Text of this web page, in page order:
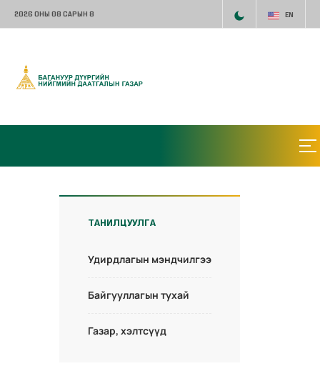
2026 ОНЫ 08 САРЫН 8 EN
ТАНИЛЦУУЛГА
Удирдлагын мэндчилгээ
Байгууллагын тухай
Газар, хэлтсүүд